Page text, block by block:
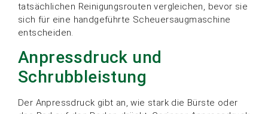
tatsächlichen Reinigungsrouten vergleichen, bevor sie
sich für eine handgeführte Scheuersaugmaschine
entscheiden.
Anpressdruck und
Schrubbleistung
Der Anpressdruck gibt an, wie stark die Bürste oder